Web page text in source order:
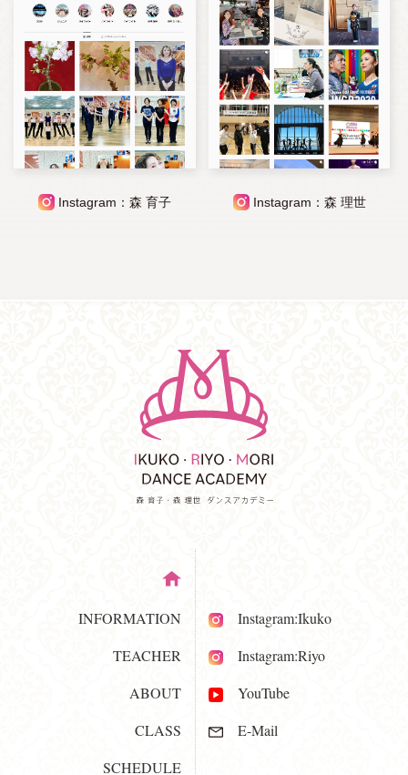
Instagram：森 育子 Instagram：森 理世
INFORMATION
TEACHER
ABOUT
CLASS
SCHEDULE
Instagram:Ikuko
Instagram:Riyo
YouTube
E-Mail